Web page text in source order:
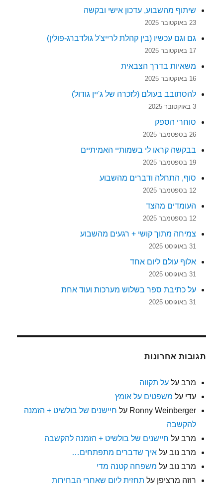
שיתוף מהשבוע, עדכון אישי ובקשה
23 באוקטובר 2025
גם וגם עכשיו (בין קהלת לרייצ'ל גולדברג-פולין)
17 באוקטובר 2025
משאיות בדרך הצבאית
16 באוקטובר 2025
להסתובב בעולם (לזכרה של ג'יין גודול)
3 באוקטובר 2025
סוחרי הספק
26 בספטמבר 2025
בבקשה קראו לי בשמותיי האמיתיים
19 בספטמבר 2025
סוף, התחלה ודברים מהשבוע
12 בספטמבר 2025
העומדים מהצד
12 בספטמבר 2025
צמיחה מתוך קושי + רגעים מהשבוע
31 באוגוסט 2025
אלוף עולם ליום אחד
31 באוגוסט 2025
על כתיבת ספר בשלוש מערכות ועוד אחת
31 באוגוסט 2025
תגובות אחרונות
מרב עלעל תקווה
עדי על משפטים על אומץ
Ronny Weinberger על חיישנים של בולשיט + הזמנה
להקשבה
מרב על חיישנים של בולשיט + הזמנה להקשבה
מרב נוב עלאיך שדברים מתפתחים…
מרב נוב על משפחה קטנה מדי
רוזה מרציפן על תחזית ליום שאחרי הבחירות